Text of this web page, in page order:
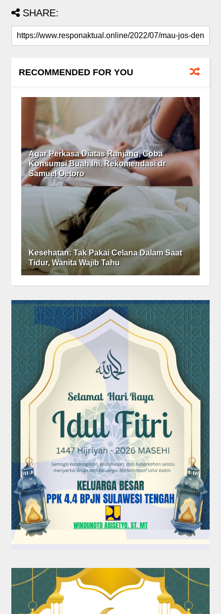
SHARE:
RECOMMENDED FOR YOU
Agar Perkasa Diatas Ranjang, Coba
Konsumsi Buah Ini, Rekomendasi dr
Samuel Oetoro
Kesehatan: Tak Pakai Celana Dalam Saat
Tidur, Wanita Wajib Tahu